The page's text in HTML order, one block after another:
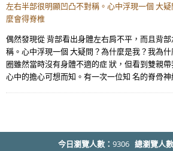
左右半部很明顯凹凸不對稱。心中浮現一個 大
麼會得脊椎
偶然發現從 背部看出身體左右肩不平，而且背
稱。心中浮現一個 大疑問？為什麼是我？我為
圈雖然當時沒有身體不適的症 狀，但看到雙親
心中的擔心可想而知。有一次一位知 名的脊骨
今日瀏覽人數： 9306 總瀏覽人數